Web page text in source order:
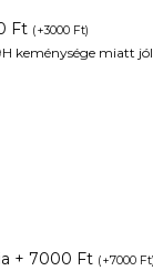
Ft (+3000 Ft)
keménysége miatt jól
+ 7000 Ft (+7000 Ft